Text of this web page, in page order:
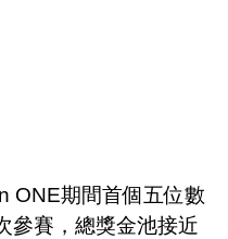
ONE期間首個五位數
參賽，總獎金池接近